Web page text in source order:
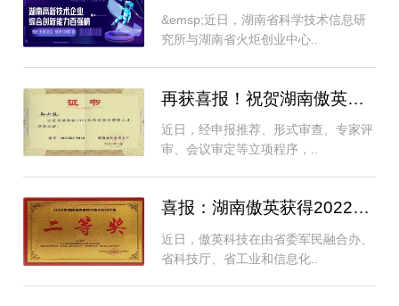
&emsp;近日，湖南省科学技术信息研
究所与湖南省火炬创业中心..
再获喜报！祝贺湖南傲英董事长孙小波荣获湖..
近日，经申报推荐、形式审查、专家评
审、会议审定等立项程序，..
喜报：湖南傲英获得2022年湖南省先进技术转..
近日，傲英科技在由省委军民融合办、
省科技厅、省工业和信息化..